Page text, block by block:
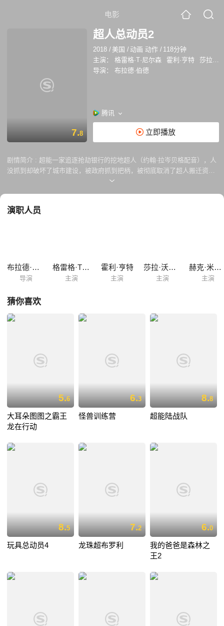
电影
7.8
超人总动员2
2018 / 美国 / 动画 动作 / 118分钟
主演：
格雷格·T·尼尔森 霍利·亨特
莎拉·沃威尔
导演：
布拉德·伯德
腾讯
立即播放
剧情简介 : 超能一家追逐抢劫银行的挖地超人（约翰·拉岑贝格配音），人
没抓到却破坏了城市建设，被政府抓到把柄，被彻底取消了超人搬迁资
助。正当大力神巴鲍伯（格雷格·T·尼尔森配音）和弹力女超人巴荷莉（霍
他们合作，通过妹妹艾芙琳·狄弗（凯瑟琳·基纳配音）研发的高科技传媒
并对抗阴险的“屏霸。
演职人员
布拉德·伯德
导演
格雷格·T·尼尔森
主演
霍利·亨特
主演
莎拉·沃威尔
主演
赫克·米尔纳
主演
猜你喜欢
5.6
大耳朵图图之霸王
龙在行动
6.3
怪兽训练营
8.8
超能陆战队
8.5
玩具总动员4
7.2
龙珠超布罗利
6.0
我的爸爸是森林之
王2